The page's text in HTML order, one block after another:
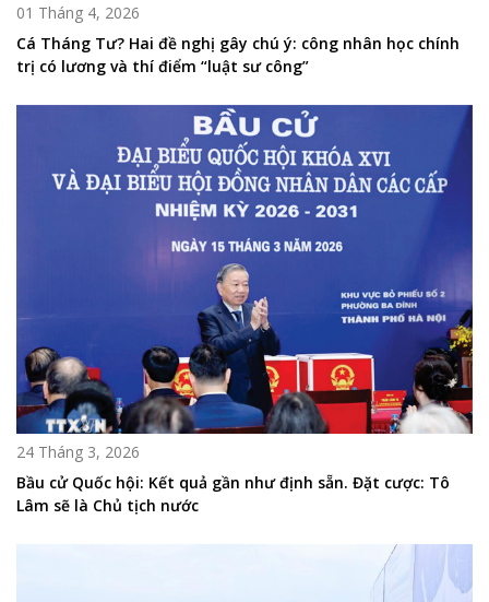
01 Tháng 4, 2026
Cá Tháng Tư? Hai đề nghị gây chú ý: công nhân học chính
trị có lương và thí điểm “luật sư công”
24 Tháng 3, 2026
Bầu cử Quốc hội: Kết quả gần như định sẵn. Đặt cược: Tô
Lâm sẽ là Chủ tịch nước